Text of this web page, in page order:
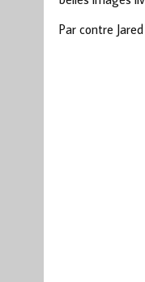
Par contre